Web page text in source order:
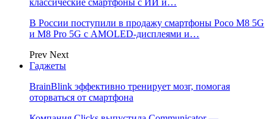
классические смартфоны с ИИ и…
В России поступили в продажу смартфоны Poco M8 5G
и M8 Pro 5G с AMOLED-дисплеями и…
Prev Next
Гаджеты
BrainBlink эффективно тренирует мозг, помогая
оторваться от смартфона